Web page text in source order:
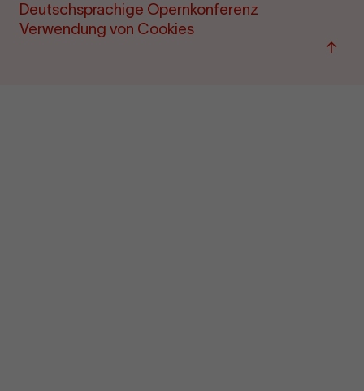
Deutschsprachige Opernkonferenz
Verwendung von Cookies
Back